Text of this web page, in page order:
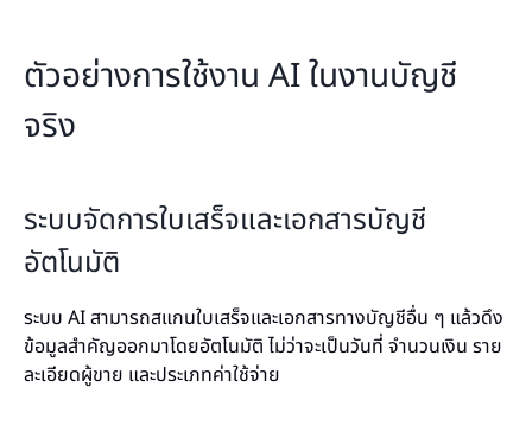
ตัวอย่างการใช้งาน AI ในงานบัญชี
จริง
ระบบจัดการใบเสร็จและเอกสารบัญชี
อัตโนมัติ
ระบบ AI สามารถสแกนใบเสร็จและเอกสารทางบัญชีอื่น ๆ แล้วดึง
ข้อมูลสำคัญออกมาโดยอัตโนมัติ ไม่ว่าจะเป็นวันที่ จำนวนเงิน ราย
ละเอียดผู้ขาย และประเภทค่าใช้จ่าย